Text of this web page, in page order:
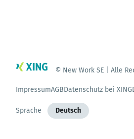
© New Work SE | Alle
ImpressumAGBDatenschutz bei XING
Sprache Deutsch